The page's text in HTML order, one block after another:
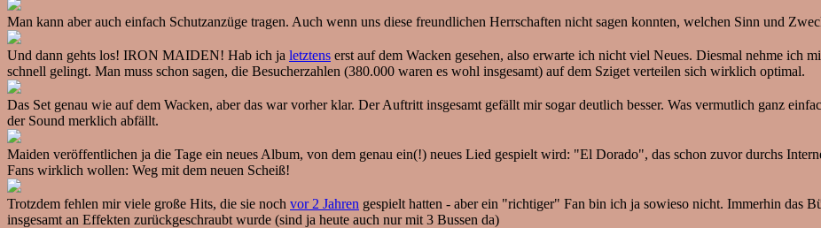
Man kann aber auch einfach Schutzanzüge tragen. Auch wenn uns diese freundlichen Herrschaften nicht sagen konnten, welchen Sinn und
Und dann gehts los! IRON MAIDEN! Hab ich ja letztens erst auf dem Wacken gesehen, also erwarte ich nicht viel Neues. Diesmal nehme ich
schnell gelingt. Man muss schon sagen, die Besucherzahlen (380.000 waren es wohl insgesamt) auf dem Sziget verteilen sich wirklich optimal.
Das Set genau wie auf dem Wacken, aber das war vorher klar. Der Auftritt insgesamt gefällt mir sogar deutlich besser. Was vermutlich ganz
der Sound merklich abfällt.
Maiden veröffentlichen ja die Tage ein neues Album, von dem genau ein(!) neues Lied gespielt wird: "El Dorado", das schon zuvor durchs
Fans wirklich wollen: Weg mit dem neuen Scheiß!
Trotzdem fehlen mir viele große Hits, die sie noch vor 2 Jahren gespielt hatten - aber ein "richtiger" Fan bin ich ja sowieso nicht. Immerhin das
insgesamt an Effekten zurückgeschraubt wurde (sind ja heute auch nur mit 3 Bussen da)